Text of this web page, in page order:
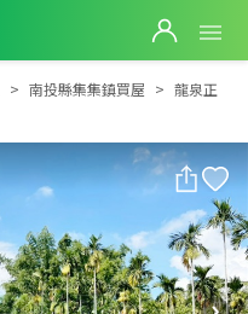
龍泉正台十六線農地
南投縣集集鎮買屋
龍泉正